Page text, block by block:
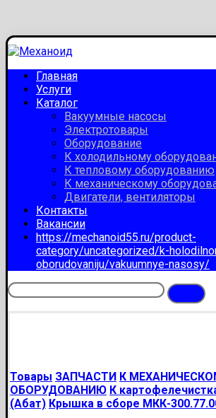
Главная
Услуги
Каталог
Вакуумные насосы
Электротовары
Оборудование
К холодильному
К тепловому оборудованию
К механическому
Двигатели, вентиляторы
Контакты
Вакансии
https://mechanoid55.ru/product-
category/uncategorized/k-
oborudovaniju/vakuumnye-nasosy/
Товары ЗАПЧАСТИ К
ОБОРУДОВАНИЮ К
(Абат) Крышка в сборе МКК-